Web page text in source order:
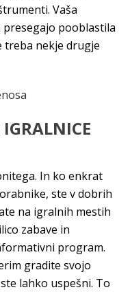
Vaša
presegajo pooblastila
treba nekje drugje
In ko enkrat
ste v dobrih
na igralnih mestih
zabave in
program.
gradite svojo
lahko uspešni. To